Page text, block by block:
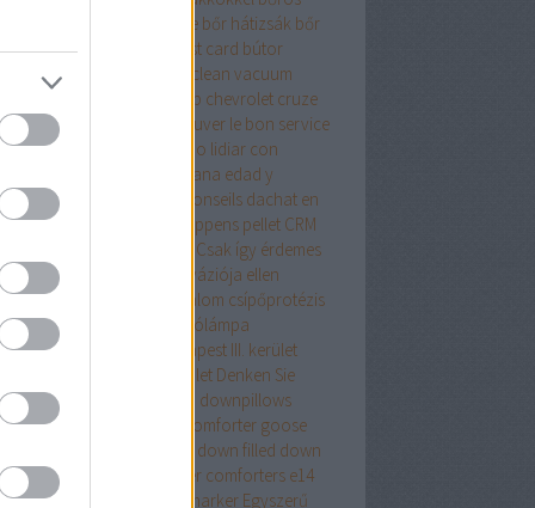
borsod online bőr hátizsák bőr
nőibőr táska budapest card bútor
cleaning in cork
carpet clean vacuum
tudományos számológép chevrolet cruze
comforter
Comment trouver le bon service
automobile
Cómo lidiar con
con la crisis de la mediana edad y
como persona
Conseils dachat en
que vous devez savoir
coppens pellet CRM
Csak így érdemes
az ágyi poloskák inváziója ellen
csípőfájdalom csípőprotézis
debrecen
csiptetős olvasólámpa
csótányirtás Budapest III. kerület
Budapest XIII. kerület Denken Sie
district 7 budapest
downpillows
comforterqueen
down comforter goose
down filled down
Drón duck feather comforters e14
e27 foglalat ecset rajzmarker Egyszerű